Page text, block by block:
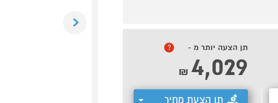
תן הצעה יותר מ - ?
4,029
₪
תן הצעת מחיר